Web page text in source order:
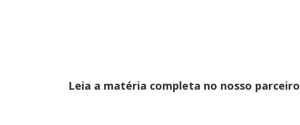
Leia a matéria completa no nosso parceiro